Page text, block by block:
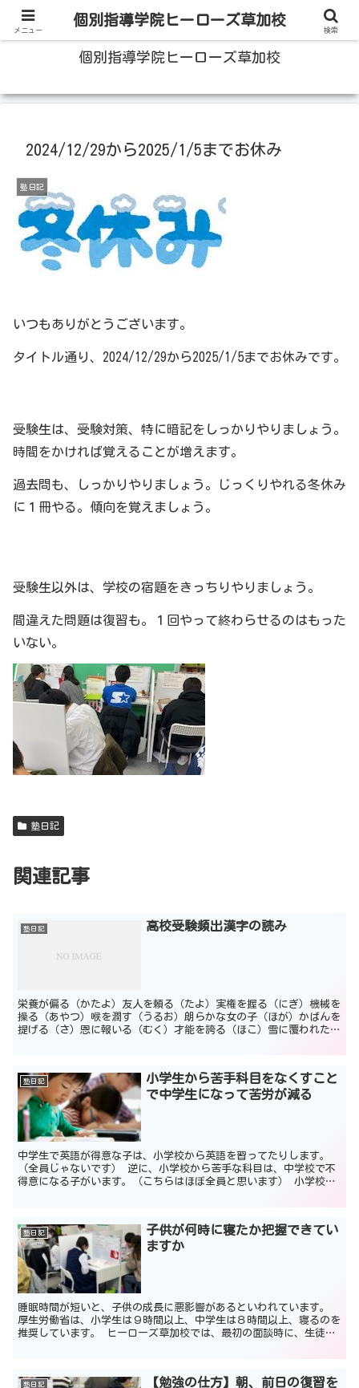
100人いたら100人の成績をあげる草加の個別指導塾
個別指導学院ヒーローズ草加校
2024/12/29から2025/1/5までお休み
塾日記
いつもありがとうございます。
タイトル通り、2024/12/29から2025/1/5までお休みです。
受験生は、受験対策、特に暗記をしっかりやりましょう。
時間をかければ覚えることが増えます。
過去問も、しっかりやりましょう。じっくりやれる冬休み
に１冊やる。傾向を覚えましょう。
受験生以外は、学校の宿題をきっちりやりましょう。
間違えた問題は復習も。１回やって終わらせるのはもった
いない。
塾日記
関連記事
塾日記 高校受験頻出漢字の読み
栄養が偏る（かたよ）友人を頼る（たよ）実権を握る（にぎ）機械を
操る（あやつ）喉を潤す（うるお）朗らかな女の子（ほが）かばんを
提げる（さ）恩に報いる（むく）才能を誇る（ほこ）雪に覆われた山
塾日記
小学生から苦手科目をなくすこと
で中学生になって苦労が減る
中学生で英語が得意な子は、小学校から英語を習ってたりします。
（全員じゃないです） 逆に、小学校から苦手な科目は、中学校で不
得意になる子がいます。（こちらはほぼ全員と思います） 小学校の
塾日記
子供が何時に寝たか把握できてい
ますか
睡眠時間が短いと、子供の成長に悪影響があるといわれています。
厚生労働省は、小学生は９時間以上、中学生は８時間以上、寝るのを
推奨しています。 ヒーローズ草加校では、最初の面談時に、生徒が
塾日記
【勉強の仕方】朝、前日の復習を
メニュー
個別指導学院ヒーローズ草加校
検索